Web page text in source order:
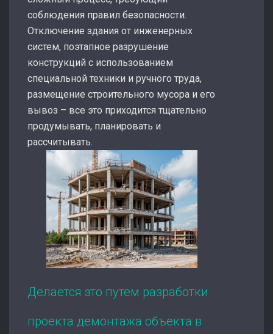
соблюдения правил безопасности.
Отключение здания от инженерных
систем, поэтапное разрушение
конструкций с использованием
специальной техники и ручного труда,
размещение строительного мусора и его
вывоз – все это приходится тщательно
продумывать, планировать и
рассчитывать.
Делается это путем разработки
проекта демонтажа объекта в